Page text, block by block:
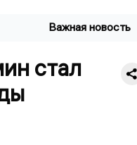
Важная новость
стал